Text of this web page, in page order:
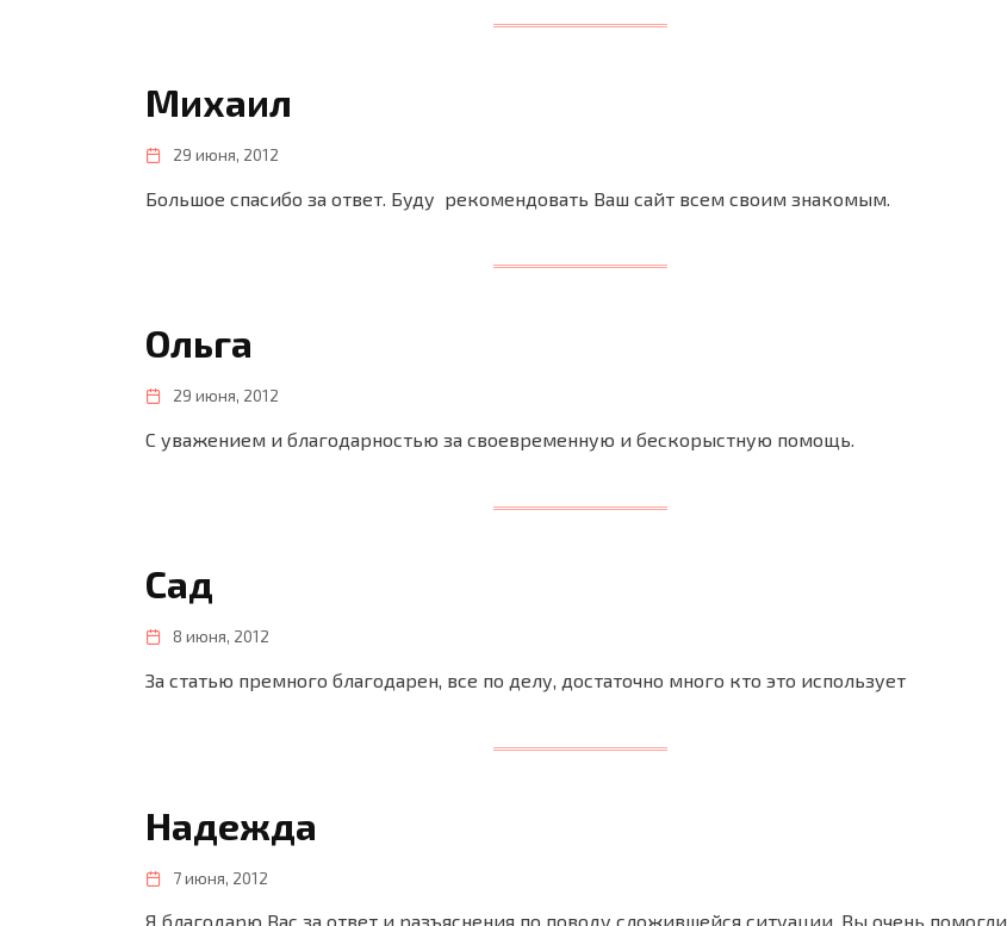
Михаил
29 июня, 2012
Большое спасибо за ответ. Буду рекомендовать Ваш сайт всем своим знакомым.
Ольга
29 июня, 2012
С уважением и благодарностью за своевременную и бескорыстную помощь.
Cад
8 июня, 2012
За статью премного благодарен, все по делу, достаточно много кто это использует
Надежда
7 июня, 2012
Я благодарю Вас за ответ и разъяснения по поводу сложившейся ситуации. Вы очень помогли